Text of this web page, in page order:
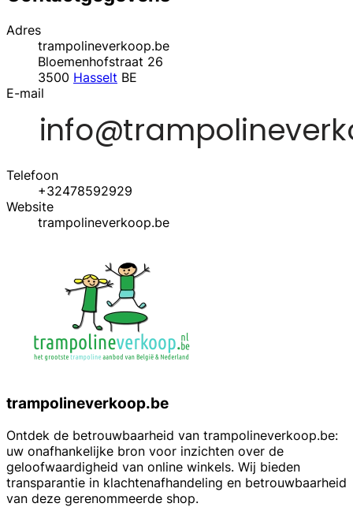
Adres
trampolineverkoop.be
Bloemenhofstraat 26
3500 Hasselt BE
E-mail
Telefoon
+32478592929
Website
trampolineverkoop.be
trampolineverkoop.be
Ontdek de betrouwbaarheid van trampolineverkoop.be:
uw onafhankelijke bron voor inzichten over de
geloofwaardigheid van online winkels. Wij bieden
transparantie in klachtenafhandeling en betrouwbaarheid
van deze gerenommeerde shop.